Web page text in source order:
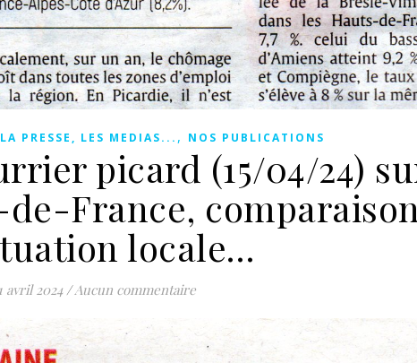
PRESSE, LES MEDIAS... , NOS PUBLICATIONS
picard (15/04/24)
France,
locale…
avril 2024 /Aucun commentaire